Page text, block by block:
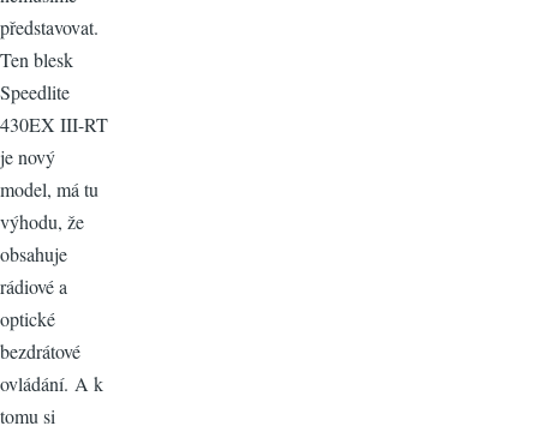
představovat.
Ten blesk
Speedlite
430EX III-RT
je nový
model, má tu
výhodu, že
obsahuje
rádiové a
optické
bezdrátové
ovládání. A k
tomu si